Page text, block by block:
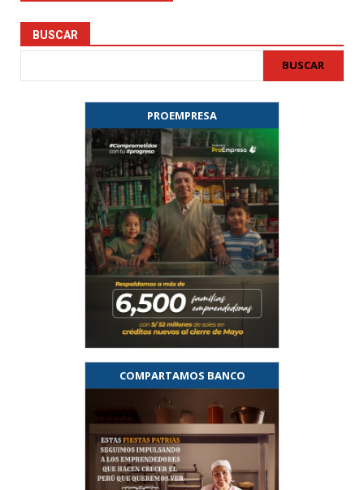
BUSCAR
BUSCAR
PROEMPRESA
COMPARTAMOS BANCO